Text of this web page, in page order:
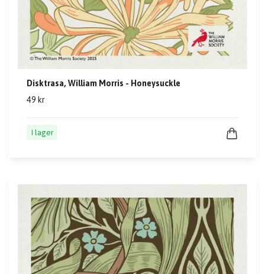
Disktrasa, William Morris - Honeysuckle
49 kr
I lager